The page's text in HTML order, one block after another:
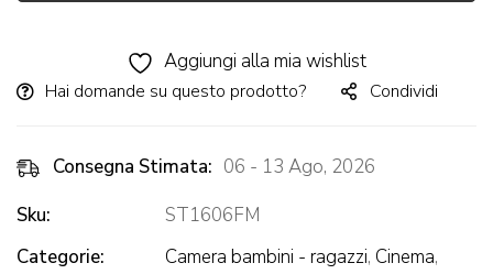
Aggiungi alla mia wishlist
Hai domande su questo prodotto? Condividi
Consegna Stimata: 06 - 13 Ago, 2026
Sku:
ST1606FM
Categorie:
Camera bambini - ragazzi, Cinema,